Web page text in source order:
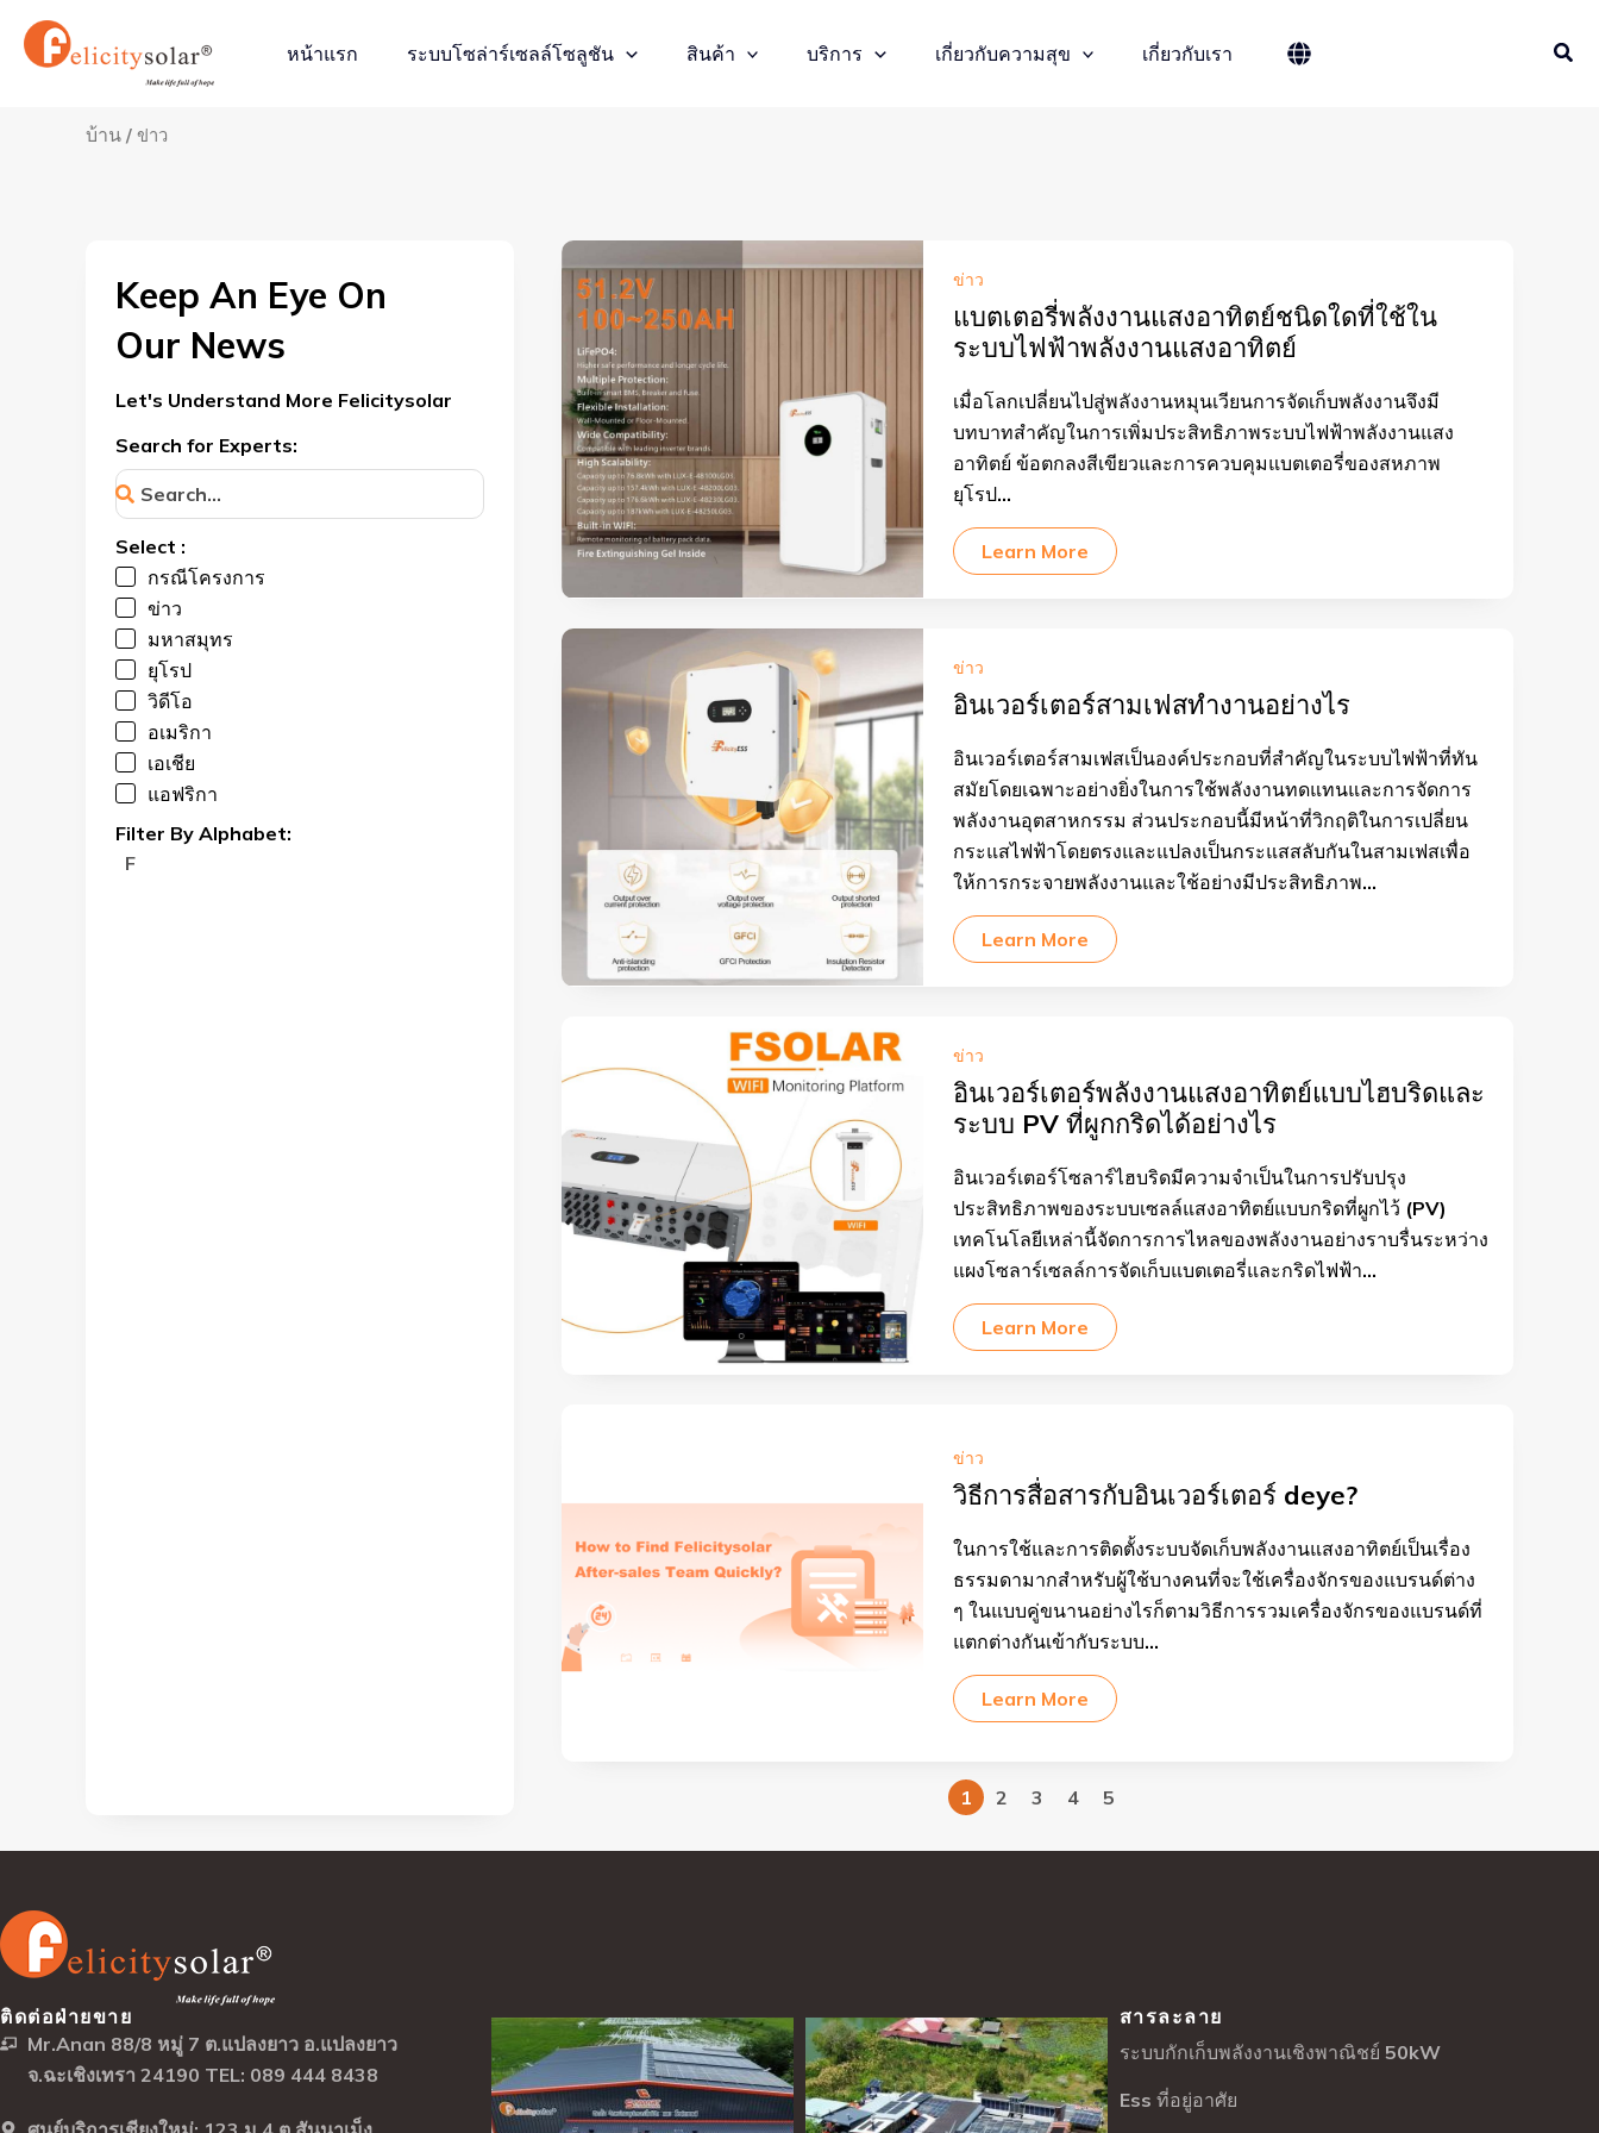
หน้าแรก ระบบโซล่าร์เซลล์โซลูชัน สินค้า บริการ เกี่ยวกับความสุข เกี่ยวกับเรา
บ้าน / ข่าว
Keep An Eye On
Our News
Let's Understand More Felicitysolar
Search for Experts:
Select :
กรณีโครงการ
ข่าว
มหาสมุทร
ยุโรป
วิดีโอ
อเมริกา
เอเชีย
แอฟริกา
Filter By Alphabet:
F
ข่าว
แบตเตอรี่พลังงานแสงอาทิตย์ชนิดใดที่ใช้ใน
ระบบไฟฟ้าพลังงานแสงอาทิตย์
เมื่อโลกเปลี่ยนไปสู่พลังงานหมุนเวียนการจัดเก็บพลังงานจึงมี
บทบาทสำคัญในการเพิ่มประสิทธิภาพระบบไฟฟ้าพลังงานแสง
อาทิตย์ ข้อตกลงสีเขียวและการควบคุมแบตเตอรี่ของสหภาพ
ยุโรป...
Learn More
ข่าว
อินเวอร์เตอร์สามเฟสทำงานอย่างไร
อินเวอร์เตอร์สามเฟสเป็นองค์ประกอบที่สำคัญในระบบไฟฟ้าที่ทัน
สมัยโดยเฉพาะอย่างยิ่งในการใช้พลังงานทดแทนและการจัดการ
พลังงานอุตสาหกรรม ส่วนประกอบนี้มีหน้าที่วิกฤติในการเปลี่ยน
กระแสไฟฟ้าโดยตรงและแปลงเป็นกระแสสลับกันในสามเฟสเพื่อ
ให้การกระจายพลังงานและใช้อย่างมีประสิทธิภาพ...
Learn More
ข่าว
อินเวอร์เตอร์พลังงานแสงอาทิตย์แบบไฮบริดและ
ระบบ PV ที่ผูกกริดได้อย่างไร
อินเวอร์เตอร์โซลาร์ไฮบริดมีความจำเป็นในการปรับปรุง
ประสิทธิภาพของระบบเซลล์แสงอาทิตย์แบบกริดที่ผูกไว้ (PV)
เทคโนโลยีเหล่านี้จัดการการไหลของพลังงานอย่างราบรื่นระหว่าง
แผงโซลาร์เซลล์การจัดเก็บแบตเตอรี่และกริดไฟฟ้า...
Learn More
ข่าว
วิธีการสื่อสารกับอินเวอร์เตอร์ deye?
ในการใช้และการติดตั้งระบบจัดเก็บพลังงานแสงอาทิตย์เป็นเรื่อง
ธรรมดามากสำหรับผู้ใช้บางคนที่จะใช้เครื่องจักรของแบรนด์ต่าง
ๆ ในแบบคู่ขนานอย่างไรก็ตามวิธีการรวมเครื่องจักรของแบรนด์ที่
แตกต่างกันเข้ากับระบบ...
Learn More
1 2 3 4 5
ติดต่อฝ่ายขาย
Mr.Anan 88/8 หมู่ 7 ต.แปลงยาว อ.แปลงยาว
จ.ฉะเชิงเทรา 24190 TEL: 089 444 8438
สารละลาย
ระบบกักเก็บพลังงานเชิงพาณิชย์ 50kW
Ess ที่อยู่อาศัย